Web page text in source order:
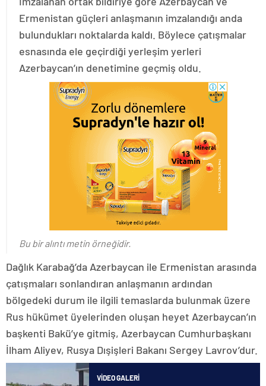
Ermenistan güçleri anlaşmanın imzalandığı anda
bulundukları noktalarda kaldı. Böylece çatışmalar
esnasında ele geçirdiği yerleşim yerleri
Azerbaycan’ın denetimine geçmiş oldu.
Bu bir alıntı metin örneğidir.
Dağlık Karabağ’da Azerbaycan ile Ermenistan arasında
çatışmaları sonlandıran anlaşmanın ardından
bölgedeki durum ile ilgili temaslarda bulunmak üzere
Rus hükümet üyelerinden oluşan heyet Azerbaycan’ın
başkenti Bakü’ye gitmiş, Azerbaycan Cumhurbaşkanı
İlham Aliyev, Rusya Dışişleri Bakanı Sergey Lavrov’dur.
VIDEO GALERI